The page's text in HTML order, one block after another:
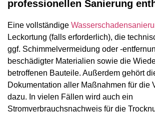
professionellen Sanierung
Eine vollständige
Leckortung (falls erforderlich), die
ggf. Schimmelvermeidung oder -
beschädigter Materialien sowie die
betroffenen Bauteile. Außerdem gehört
Dokumentation aller Maßnahmen für die
dazu. In vielen Fällen wird auch ein
Stromverbrauchsnachweis für die